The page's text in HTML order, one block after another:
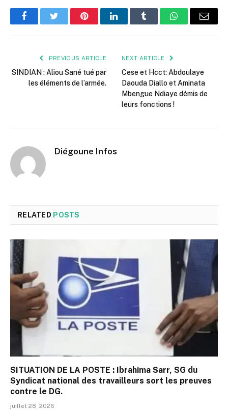
FacebookTwitter PinterestLinkedInTumblr WhatsAppEmail
PREVIOUS ARTICLE
SINDIAN : Aliou Sané tué par
les éléments de l’armée.
NEXT ARTICLE
Cese et Hcct: Abdoulaye
Daouda Diallo et Aminata
Mbengue Ndiaye démis de
leurs fonctions !
Diégoune Infos
RELATED POSTS
SITUATION DE LA POSTE : Ibrahima Sarr, SG du
Syndicat national des travailleurs sort les preuves
contre le DG.
juillet 28, 2026